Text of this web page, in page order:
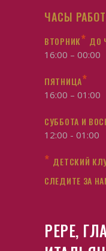
ЧАСЫ
ВТОРНИК* ДО
16:00 – 00:00
ПЯТНИЦА*
16:00 – 01:00
СУББОТА И
12:00 - 01:00
* ДЕТСКИЙ
СЛЕДИТЕ ЗА
PEPE,